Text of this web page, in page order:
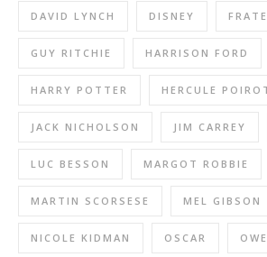
DAVID LYNCH DISNEY
GUY RITCHIE HARRISON FORD
HARRY POTTER HERCULE
JACK NICHOLSON JIM CARREY
LUC BESSON MARGOT ROBBIE
MARTIN SCORSESE MEL GIBSON
NICOLE KIDMAN OSCAR